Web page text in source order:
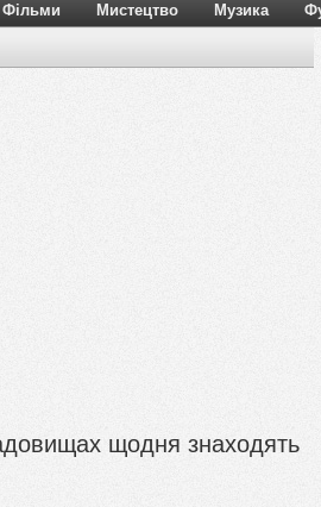
Фільми Мистецтво Музика
щодня знаходять